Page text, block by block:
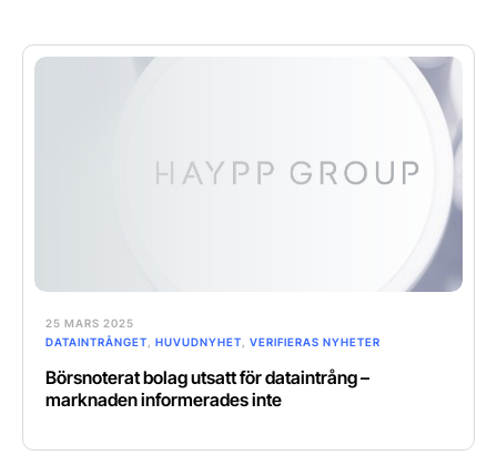
25 MARS 2025
DATAINTRÅNGET
HUVUDNYHET VERIFIERAS NYHETER
Börsnoterat bolag utsatt för dataintrång –
marknaden informerades inte